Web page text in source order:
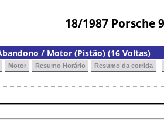
18/1987 Porsche
/ Motor (Pistão) (16 Voltas)
Motor Resumo Horário Resumo da corrida